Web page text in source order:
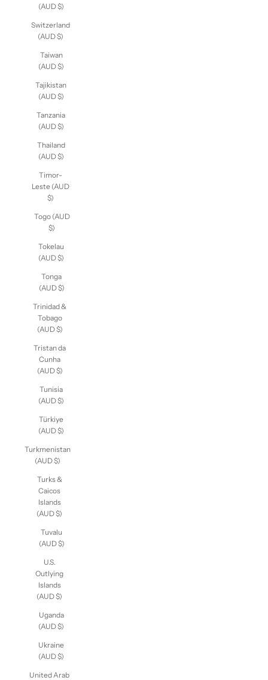
(AUD $)
Switzerland
(AUD $)
Taiwan
(AUD $)
Tajikistan
(AUD $)
Tanzania
(AUD $)
Thailand
(AUD $)
Timor-
Leste (AUD
$)
Togo (AUD
$)
Tokelau
(AUD $)
Tonga
(AUD $)
Trinidad &
Tobago
(AUD $)
Tristan da
Cunha
(AUD $)
Tunisia
(AUD $)
Türkiye
(AUD $)
Turkmenistan
(AUD $)
Turks &
Caicos
Islands
(AUD $)
Tuvalu
(AUD $)
U.S.
Outlying
Islands
(AUD $)
Uganda
(AUD $)
Ukraine
(AUD $)
United Arab